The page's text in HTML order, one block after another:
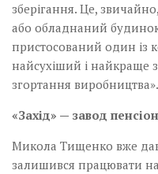
зберігання. Це,
або обладнаний
пристосований один із
найсухіший і найкраще
згортання виробництва».
«Захід» — завод
Микола Тищенко вже
залишився працювати на